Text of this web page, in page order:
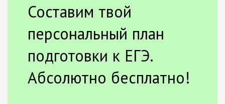
Составим твой
персональный план
подготовки к ЕГЭ.
Абсолютно бесплатно!